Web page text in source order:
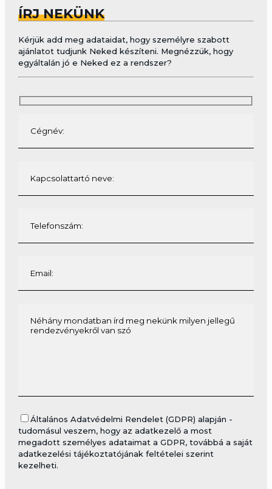
ÍRJ NEKÜNK
Kérjük add meg adataidat, hogy személyre szabott
ajánlatot tudjunk Neked készíteni. Megnézzük, hogy
egyáltalán jó e Neked ez a rendszer?
Általános Adatvédelmi Rendelet (GDPR) alapján -
tudomásul veszem, hogy az adatkezelő a most
megadott személyes adataimat a GDPR, továbbá a saját
adatkezelési tájékoztatójának feltételei szerint
kezelheti.